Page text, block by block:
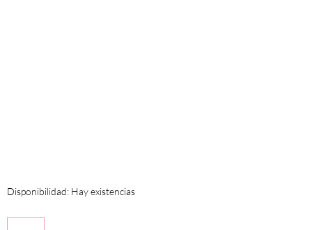
Disponibilidad: Hay existencias
Cojín